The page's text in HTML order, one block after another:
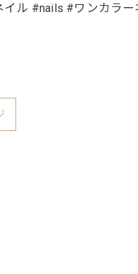
イル #nails #ワンカラ